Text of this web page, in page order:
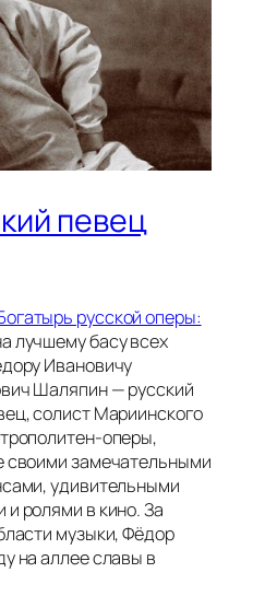
певец
русской оперы:
лучшему басу всех
Ивановичу
Шаляпин — русский
солист Мариинского
оперы,
своими замечательными
удивительными
ролями в кино. За
музыки, Фёдор
на аллее славы в